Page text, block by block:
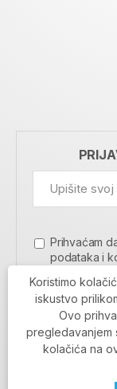
Prihvaćam
podataka i
Koristimo
iskustvo
Ovo
pregledavanjem
kolačića na